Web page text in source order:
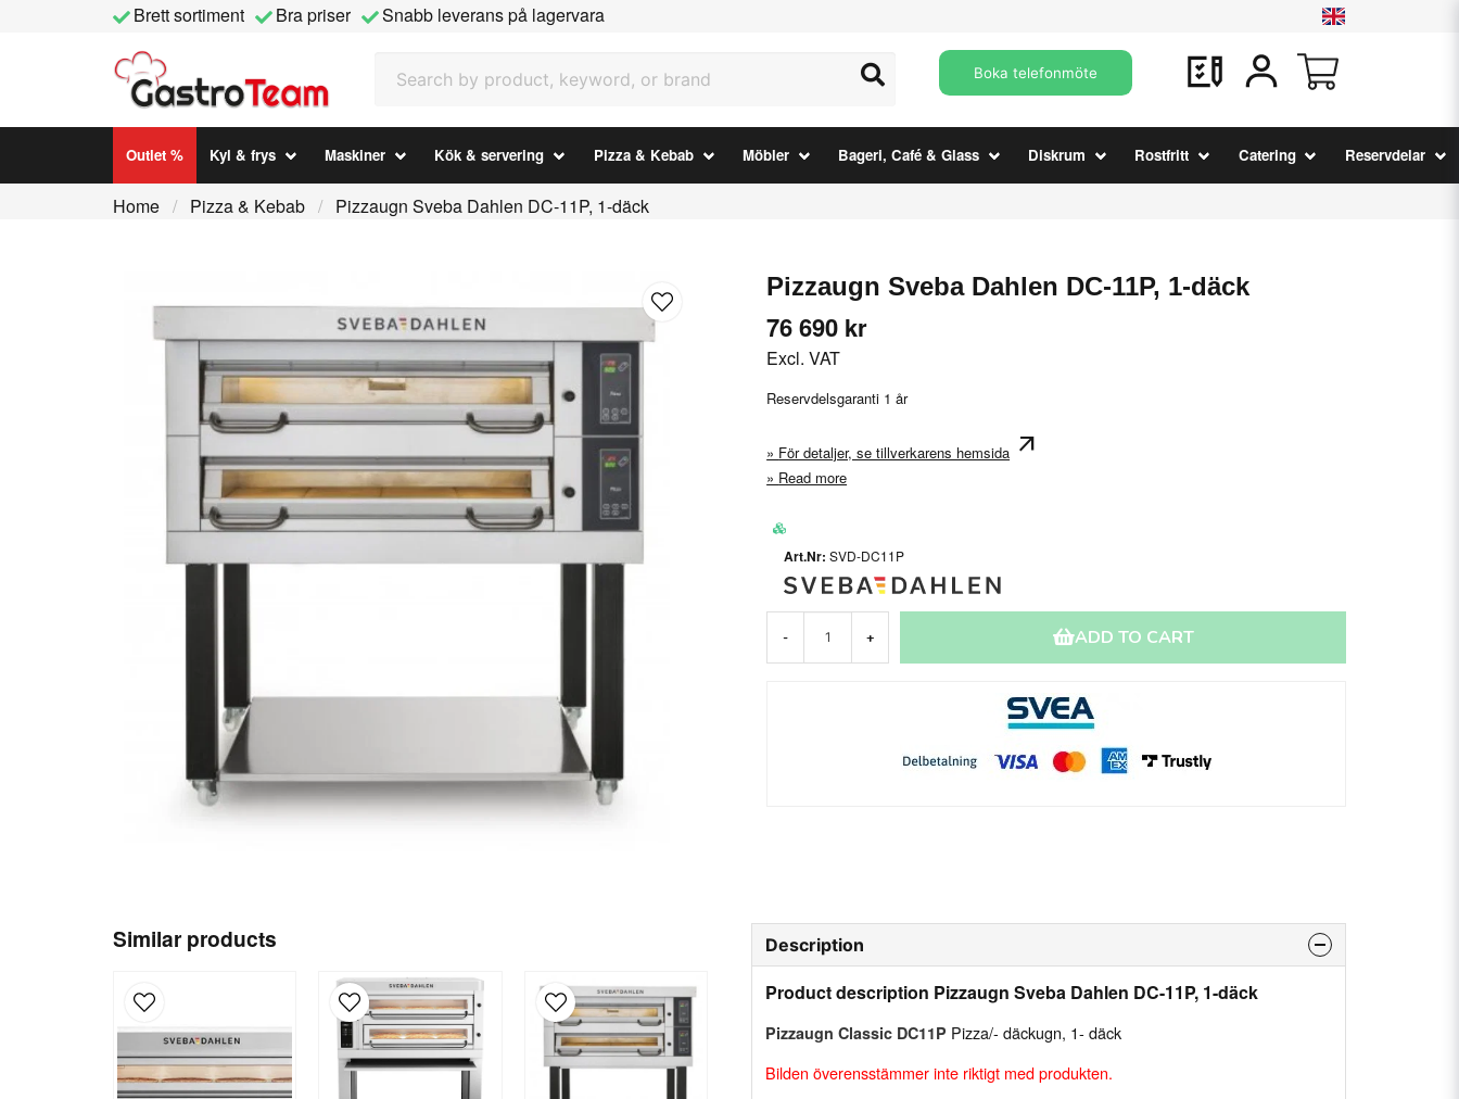
Brett sortiment Bra priser
Snabb leverans på lagervara
Boka telefonmöte
Outlet % Kyl & frys Maskiner Kök & servering Pizza & Kebab Möbler Bageri, Café & Glass Diskrum Rostfritt Catering Reservdelar
Home Pizza & Kebab Pizzaugn Sveba Dahlen DC-11P, 1-däck
Pizzaugn Sveba Dahlen DC-11P, 1-däck
76 690 kr
Excl. VAT
Reservdelsgaranti 1 år
För detaljer, se tillverkarens hemsida arrow_outward
Read more
SVD-DC11P
- + ADD TO CART
Similar products Description
Product description Pizzaugn Sveba Dahlen DC-11P, 1-däck
Pizzaugn Classic DC11P Pizza/- däckugn, 1- däck
Bilden överensstämmer inte riktigt med produkten.